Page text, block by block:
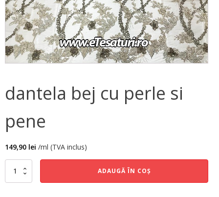
dantela bej cu perle si
pene
149,90 lei /ml (TVA inclus)
Cantitate
dantela
ADAUGĂ ÎN COȘ